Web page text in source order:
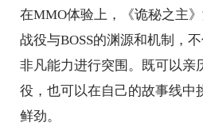
在MMO体验上，《诡秘之主
战役与BOSS的渊源和机制，
非凡能力进行突围。既可以亲
役，也可以在自己的故事线中
鲜劲。